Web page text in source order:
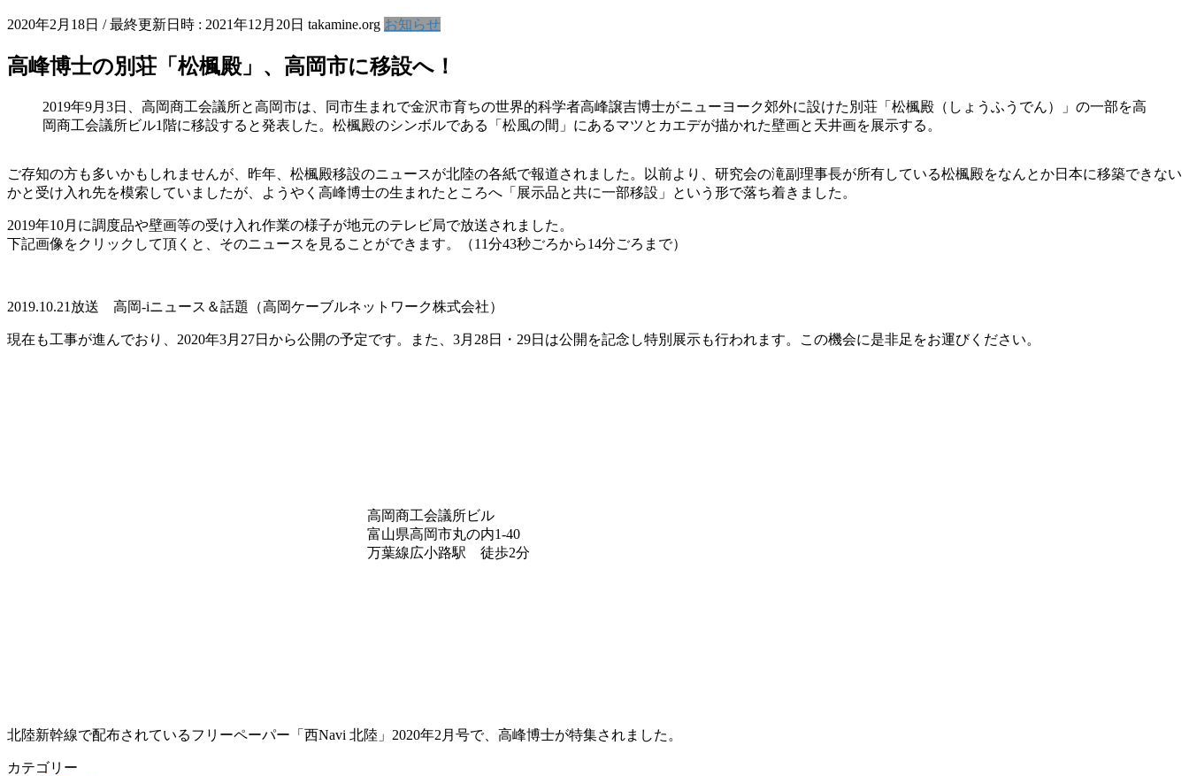
2020年2月18日 / 最終更新日時 : 2021年12月20日 takamine.org お知らせ
高峰博士の別荘「松楓殿」、高岡市に移設へ！
2019年9月3日、高岡商工会議所と高岡市は、同市生まれで金沢市育ちの世界的科学者高峰譲吉博士がニューヨーク郊外に設けた別荘「松楓殿（しょうふうでん）」の一部を高
岡商工会議所ビル1階に移設すると発表した。松楓殿のシンボルである「松風の間」にあるマツとカエデが描かれた壁画と天井画を展示する。
ご存知の方も多いかもしれませんが、昨年、松楓殿移設のニュースが北陸の各紙で報道されました。以前より、研究会の滝副理事長が所有している松楓殿をなんとか日本に移築できない
かと受け入れ先を模索していましたが、ようやく高峰博士の生まれたところへ「展示品と共に一部移設」という形で落ち着きました。
2019年10月に調度品や壁画等の受け入れ作業の様子が地元のテレビ局で放送されました。
下記画像をクリックして頂くと、そのニュースを見ることができます。（11分43秒ごろから14分ごろまで）
2019.10.21放送 高岡-iニュース＆話題（高岡ケーブルネットワーク株式会社）
現在も工事が進んでおり、2020年3月27日から公開の予定です。また、3月28日・29日は公開を記念し特別展示も行われます。この機会に是非足をお運びください。
高岡商工会議所ビル
富山県高岡市丸の内1-40
万葉線広小路駅 徒歩2分
北陸新幹線で配布されているフリーペーパー「西Navi 北陸」2020年2月号で、高峰博士が特集されました。
カテゴリー